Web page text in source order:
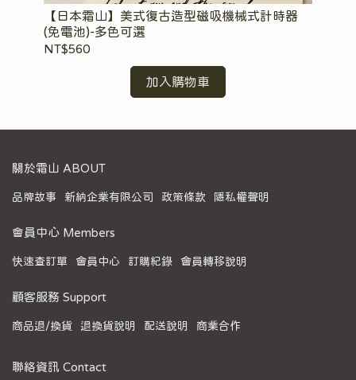
【日本霜山】美式復古造型磁吸機械式計時器
(免電池)-多色可選
NT$560
加入購物車
關於霜山 ABOUT
品牌故事 新納企業有限公司 政策條款 隱私權聲明
會員中心 Members
快速查訂單 會員中心 訂購紀錄 會員轉移說明
顧客服務 Support
商品退/換貨 退換貨說明 配送說明 商業合作
聯絡資訊 Contact